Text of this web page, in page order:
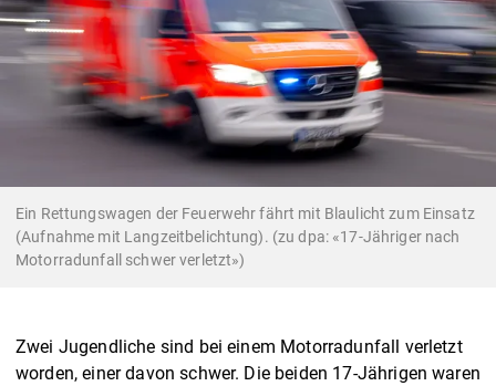
Ein Rettungswagen der Feuerwehr fährt mit Blaulicht zum Einsatz
(Aufnahme mit Langzeitbelichtung). (zu dpa: «17-Jähriger nach
Motorradunfall schwer verletzt»)
Zwei Jugendliche sind bei einem Motorradunfall verletzt
worden, einer davon schwer. Die beiden 17-Jährigen waren